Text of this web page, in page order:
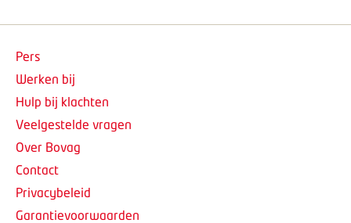
Pers
Werken bij
Hulp bij klachten
Veelgestelde vragen
Over Bovag
Contact
Privacybeleid
Garantievoorwaarden